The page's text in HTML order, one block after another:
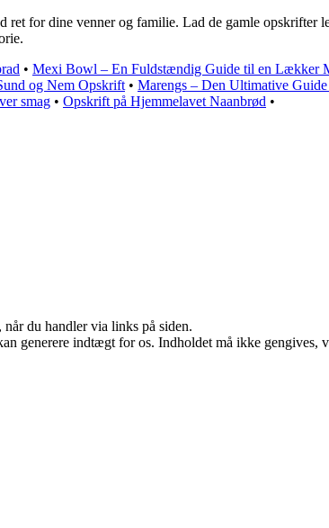
ret for dine venner og familie. Lad de gamle
• Mexi Bowl – En Fuldstændig Guide til en Lækker
og Nem Opskrift • Marengs – Den Ultimative
smag • Opskrift på Hjemmelavet Naanbrød •
du handler via links på siden.
generere indtægt for os. Indholdet må ikke gengives,